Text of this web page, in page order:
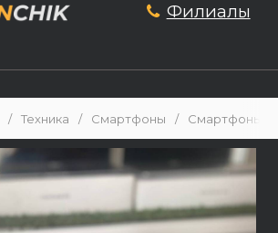
Филиалы
/ Техника / Смартфоны / Смартфоны